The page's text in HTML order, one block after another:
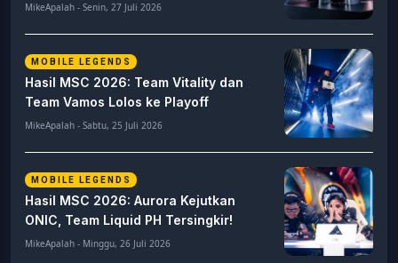
MikeApalah - Senin, 27 Juli 2026
MOBILE LEGENDS
Hasil MSC 2026: Team Vitality dan
Team Vamos Lolos ke Playoff
MikeApalah - Sabtu, 25 Juli 2026
MOBILE LEGENDS
Hasil MSC 2026: Aurora Kejutkan
ONIC, Team Liquid PH Tersingkir!
MikeApalah - Minggu, 26 Juli 2026